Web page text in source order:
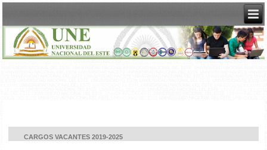
CARGOS VACANTES 2019-2025